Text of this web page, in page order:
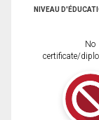
NIVEAU
No
certificate/